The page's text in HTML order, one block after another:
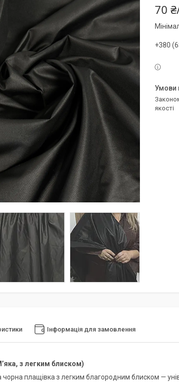
70
+380
Законом не передбачено повернення та обмін даного товару належної
якості
Інформація для замовлення
з легким блиском)
чорна плащівка з легким благородним блиском —